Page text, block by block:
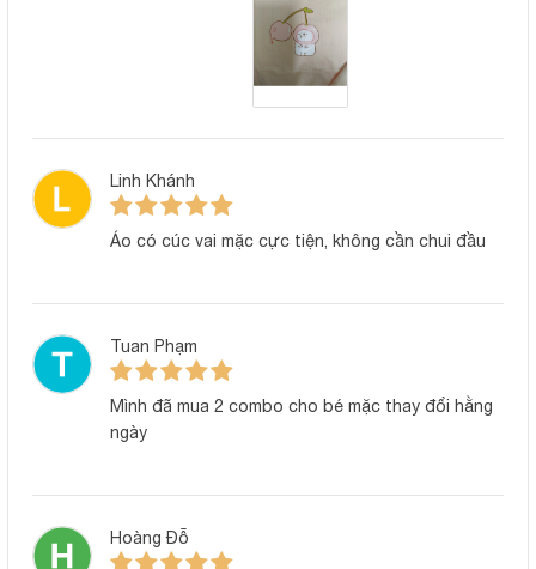
Linh Khánh
Áo có cúc vai mặc cực tiện, không cần chui đầu
Tuan Phạm
Mình đã mua 2 combo cho bé mặc thay đổi hằng
ngày
Hoàng Đỗ